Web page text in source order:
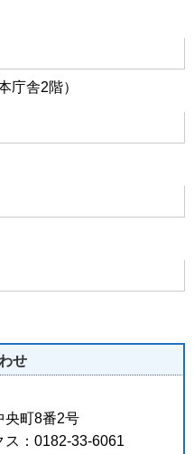
庁舎2階）
せ
町8番2号
：0182-33-6061